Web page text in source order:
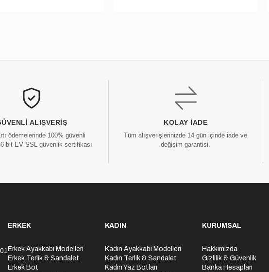
ALIŞVERIŞ
ödemelerinde 100% güvenli
bit EV SSL güvenlik sertifikası
KOLAY İADE
Tüm alışverişlerinizde 14 gün içinde iade ve
değişim garantisi.
ERKEK
Erkek Ayakkabı Modelleri
Erkek Terlik & Sandalet
Erkek Bot
KADIN
Kadın Ayakkabı Modelleri
Kadın Terlik & Sandalet
Kadın Yaz Botları
KURUMSAL
Hakkımızda
Gizlilik & Güvenlik
Banka Hesapları